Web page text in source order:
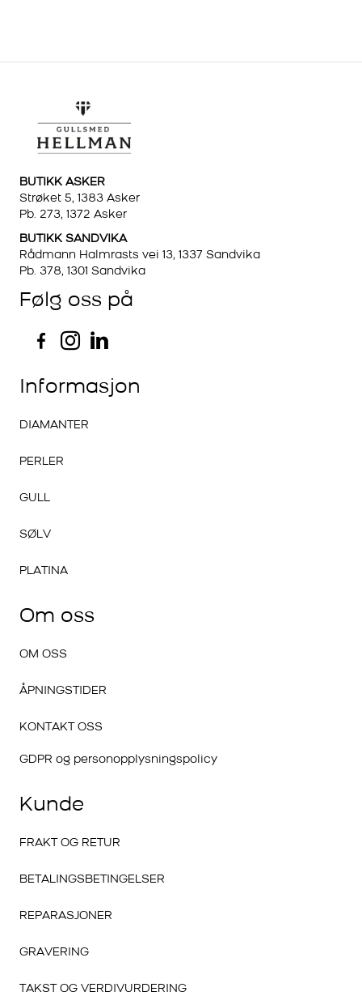
BUTIKK ASKER
Strøket 5, 1383 Asker
Pb. 273, 1372 Asker
BUTIKK SANDVIKA
Rådmann Halmrasts vei 13, 1337 Sandvika
Pb. 378, 1301 Sandvika
Følg oss på
Informasjon
DIAMANTER
PERLER
GULL
SØLV
PLATINA
Om oss
OM OSS
ÅPNINGSTIDER
KONTAKT OSS
GDPR og personopplysningspolicy
Kunde
FRAKT OG RETUR
BETALINGSBETINGELSER
REPARASJONER
GRAVERING
TAKST OG VERDIVURDERING